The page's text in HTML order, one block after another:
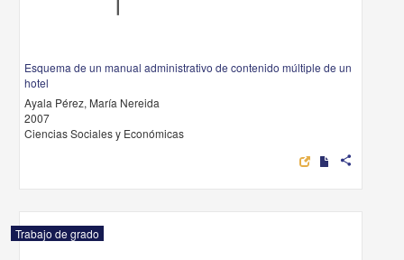
Esquema de un manual administrativo de contenido múltiple de un
hotel
Ayala Pérez, María Nereida
2007
Ciencias Sociales y Económicas
share
Trabajo de grado